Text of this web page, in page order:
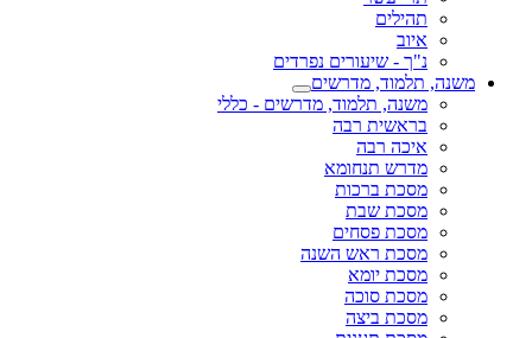
תהילים
איוב
נ"ך - שיעורים נפרדים
משנה, תלמוד, מדרשים
משנה, תלמוד, מדרשים - כללי
בראשית רבה
איכה רבה
מדרש תנחומא
מסכת ברכות
מסכת שבת
מסכת פסחים
מסכת ראש השנה
מסכת יומא
מסכת סוכה
מסכת ביצה